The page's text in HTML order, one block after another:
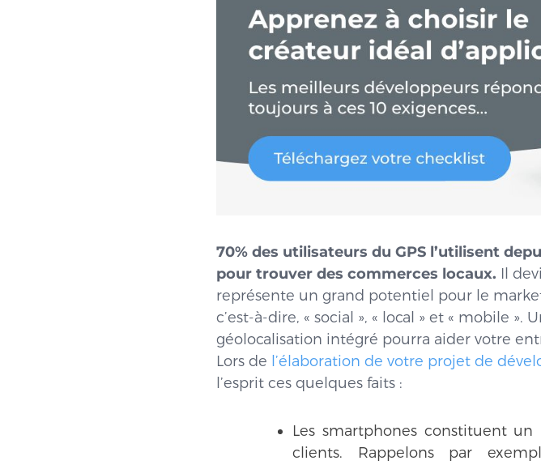
70% des utilisateurs du GPS l’utilisent
pour trouver des commerces locaux. Il
représente un grand potentiel pour le
c’est-à-dire, « social », « local » et « mobile
géolocalisation intégré pourra aider votre
Lors de l’élaboration de votre projet de
l’esprit ces quelques faits :
Les smartphones constituent
clients. Rappelons par